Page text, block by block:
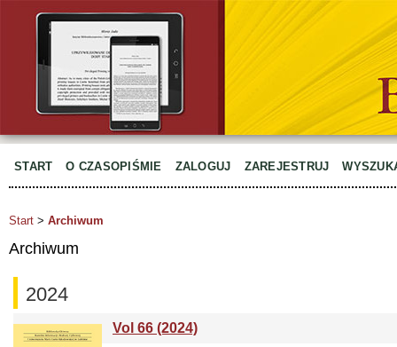
START O CZASOPIŚMIE ZALOGUJ ZAREJESTRUJ
Start > Archiwum
Archiwum
2024
Vol 66 (2024)